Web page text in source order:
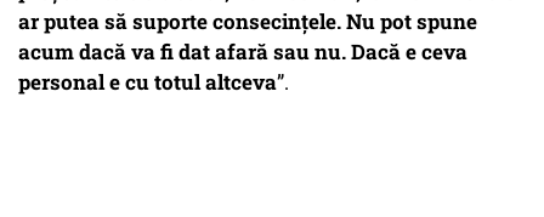
ar putea să suporte consecințele. Nu pot spune
acum dacă va fi dat afară sau nu. Dacă e ceva
personal e cu totul altceva”.